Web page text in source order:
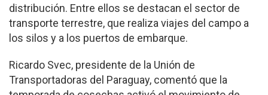
distribución. Entre ellos se destacan el sector de
transporte terrestre, que realiza viajes del campo a
los silos y a los puertos de embarque.
Ricardo Svec, presidente de la Unión de
Transportadoras del Paraguay, comentó que la